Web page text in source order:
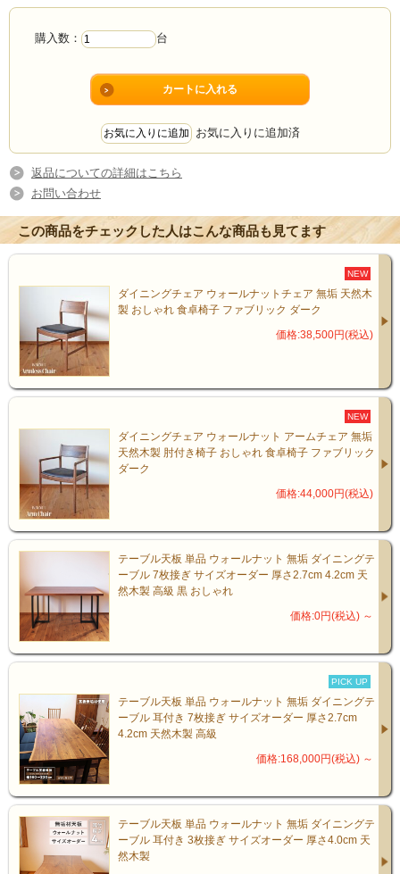
購入数： 台
お気に入りに追加済
返品についての詳細はこちら
お問い合わせ
この商品をチェックした人はこんな商品も見てます
NEW
ダイニングチェア ウォールナットチェア 無垢 天然木
製 おしゃれ 食卓椅子 ファブリック ダーク
価格:38,500円(税込)
NEW
ダイニングチェア ウォールナット アームチェア 無垢
天然木製 肘付き椅子 おしゃれ 食卓椅子 ファブリック
ダーク
価格:44,000円(税込)
テーブル天板 単品 ウォールナット 無垢 ダイニングテ
ーブル 7枚接ぎ サイズオーダー 厚さ2.7cm 4.2cm 天
然木製 高級 黒 おしゃれ
価格:0円(税込) ～
PICK UP
テーブル天板 単品 ウォールナット 無垢 ダイニングテ
ーブル 耳付き 7枚接ぎ サイズオーダー 厚さ2.7cm
4.2cm 天然木製 高級
価格:168,000円(税込) ～
テーブル天板 単品 ウォールナット 無垢 ダイニングテ
ーブル 耳付き 3枚接ぎ サイズオーダー 厚さ4.0cm 天
然木製